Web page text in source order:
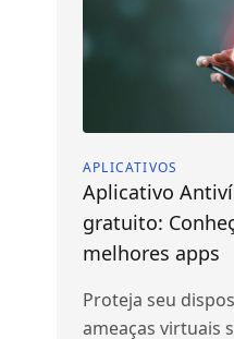
APLICATIVOS
Aplicativo
gratuito:
melhores apps
Proteja seu
ameaças virtuais